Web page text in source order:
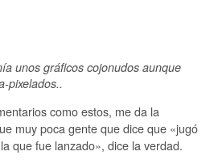
unos gráficos cojonudos aunque
pixelados..
como estos, me da la
muy poca gente que dice que «jugó
que fue lanzado», dice la verdad.